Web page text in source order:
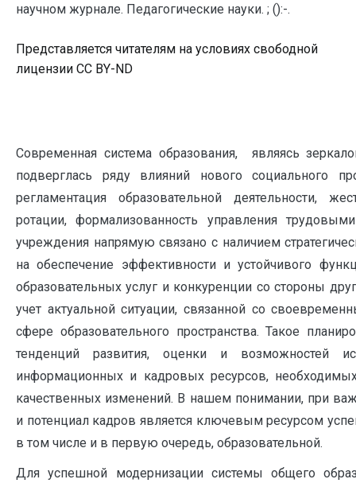
научном журнале. Педагогические науки. ; ():-.
Представляется читателям на условиях свободной
лицензии CC BY-ND
Современная система образования, являясь
подверглась ряду влияний нового социального
регламентация образовательной деятельности,
ротации, формализованность управления
учреждения напрямую связано с наличием
на обеспечение эффективности и устойчивого
образовательных услуг и конкуренции со стороны
учет актуальной ситуации, связанной со
сфере образовательного пространства. Такое
тенденций развития, оценки и возможностей
информационных и кадровых ресурсов,
качественных изменений. В нашем понимании, при
и потенциал кадров является ключевым ресурсом
в том числе и в первую очередь, образовательной.
Для успешной модернизации системы общего